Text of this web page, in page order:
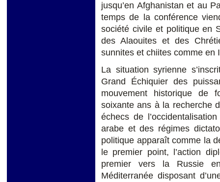
jusqu’en Afghanistan et au
temps de la conférence
société civile et politique en
des Alaouites et des
sunnites et chiites comme en
La situation syrienne
Grand Échiquier des
mouvement historique de
soixante ans à la recherche
échecs de
arabe et des régimes
politique apparaît comme la
le premier point, l’action
premier vers la Russie
Méditerranée disposant